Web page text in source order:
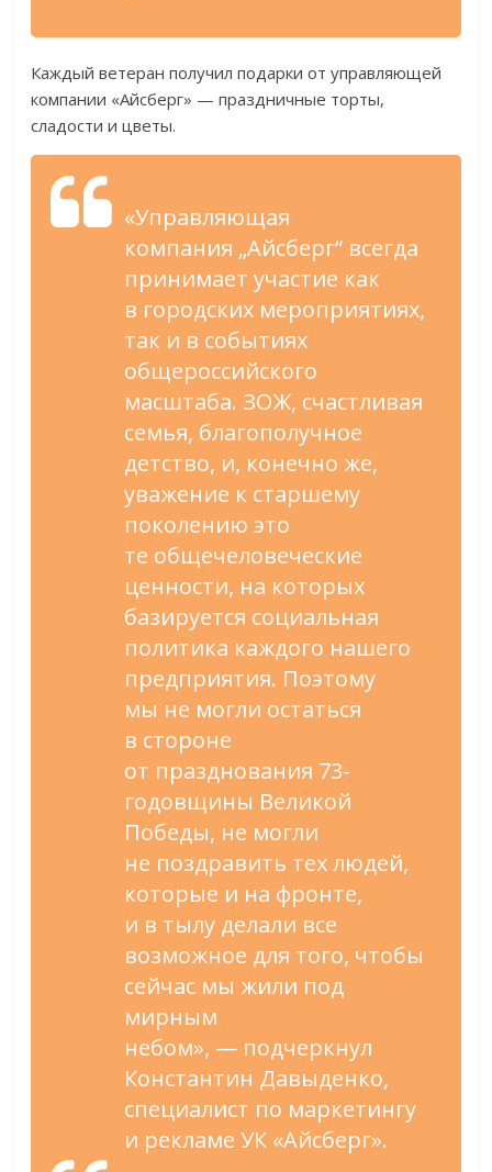
Каждый ветеран получил подарки от управляющей
компании «Айсберг» — праздничные торты,
сладости и цветы.
«Управляющая
компания „Айсберг“ всегда
принимает участие как
в городских мероприятиях,
так и в событиях
общероссийского
масштаба. ЗОЖ, счастливая
семья, благополучное
детство, и, конечно же,
уважение к старшему
поколению это
те общечеловеческие
ценности, на которых
базируется социальная
политика каждого нашего
предприятия. Поэтому
мы не могли остаться
в стороне
от празднования 73-
годовщины Великой
Победы, не могли
не поздравить тех людей,
которые и на фронте,
и в тылу делали все
возможное для того, чтобы
сейчас мы жили под
мирным
небом», — подчеркнул
Константин Давыденко,
специалист по маркетингу
и рекламе УК «Айсберг».